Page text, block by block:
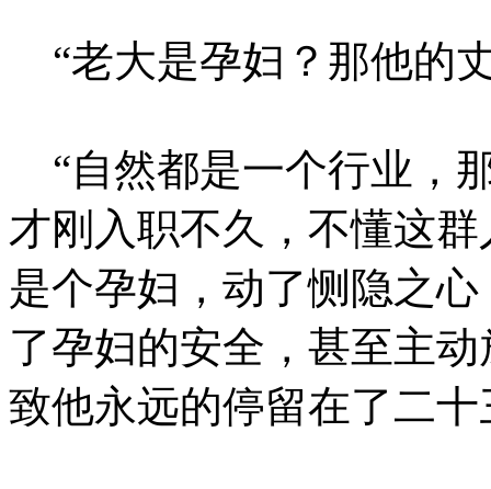
“老大是孕妇？那他的
“自然都是一个行业，
才刚入职不久，不懂这
是个孕妇，动了恻隐之
了孕妇的安全，甚至主
致他永远的停留在了二十